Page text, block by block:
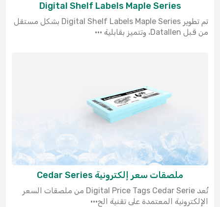
Digital Shelf Labels Maple Series
تم تطوير Digital Shelf Labels Maple Series بشكل مستقل
من قبل Datallen، وتتميز بقابلية ···
ملصقات سعر إلكترونية Cedar Series
تُعد Digital Price Tags Cedar Serie من ملصقات السعر
الإلكترونية المعتمدة على تقنية الح···